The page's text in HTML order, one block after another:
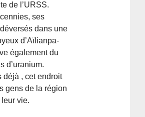
de l’URSS.
ses
dans une
d’Aïlianpa-
également du
d’uranium.
déjà , cet endroit
gens de la région
vie.